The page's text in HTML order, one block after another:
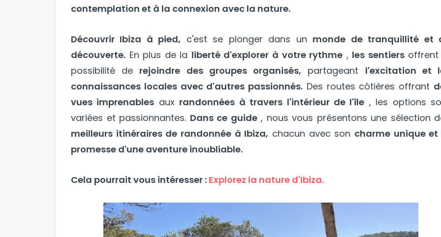
contemplation et à la connexion avec la nature.
Découvrir Ibiza à pied, c'est se plonger dans un monde de tranquillité et
découverte. En plus de la liberté d'explorer à votre rythme , les sentiersoffrent
possibilité de rejoindre des groupes organisés, partageant l'excitation et
connaissances locales avec d'autres passionnés. Des routes côtières offrant
vues imprenables aux randonnées à travers l'intérieur de l'île , les options
variées et passionnantes. Dans ce guide, nous vous présentons une sélection
meilleurs itinéraires de randonnée à Ibiza, chacun avec son charme unique et
promesse d'une aventure inoubliable.
Cela pourrait vous intéresser : Explorez la nature d'Ibiza.